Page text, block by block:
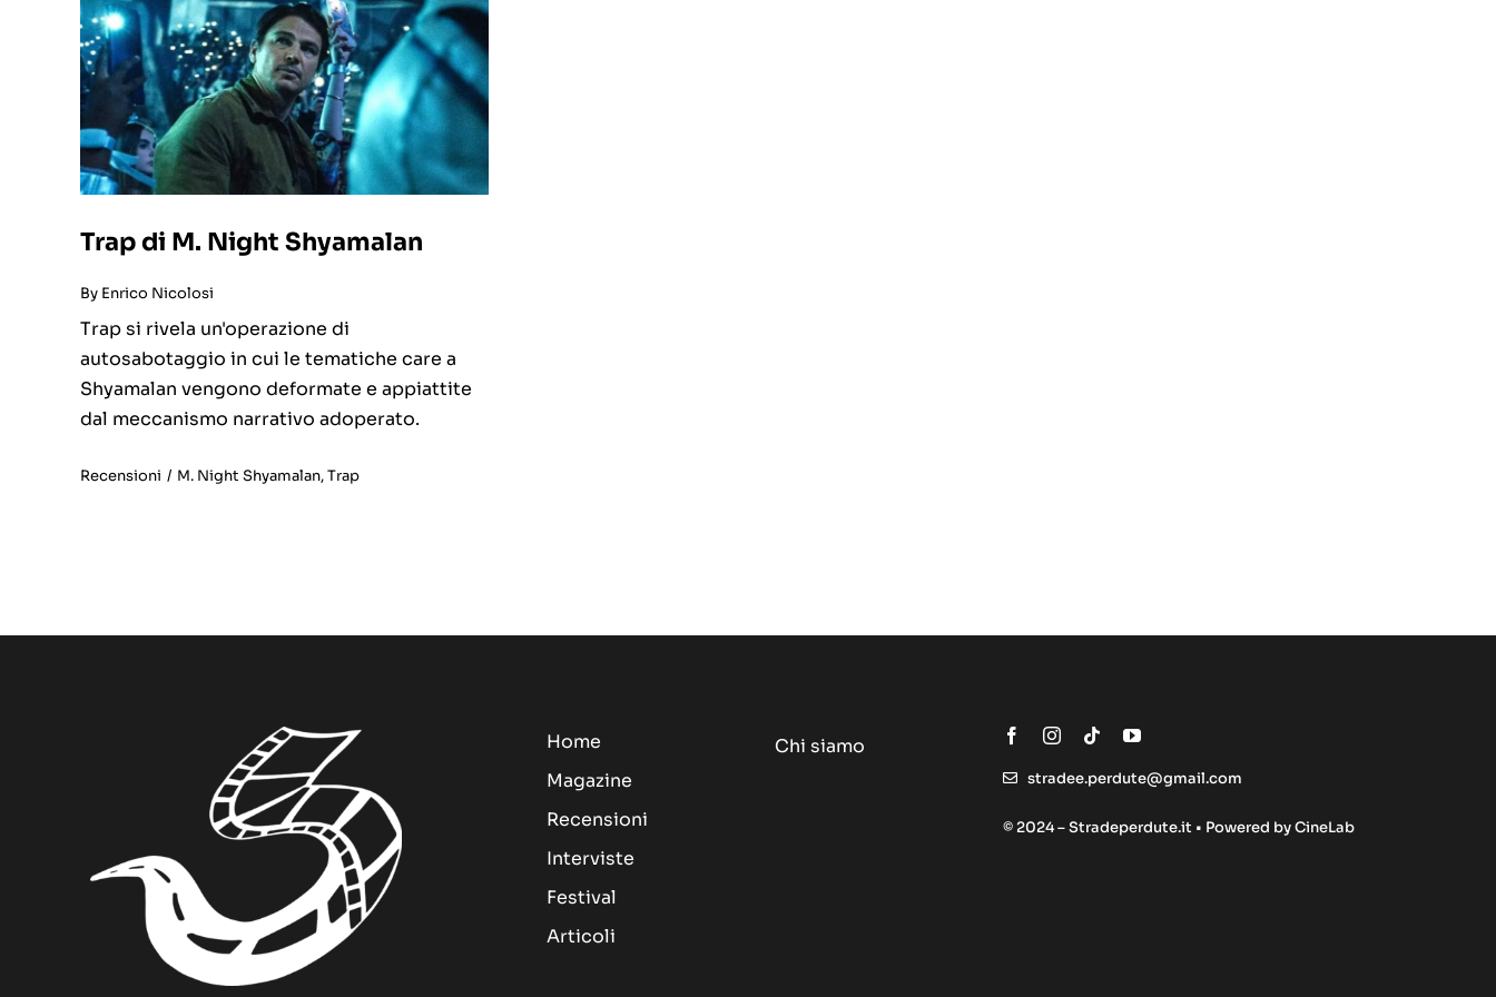
Trap di M. Night Shyamalan
By Enrico Nicolosi
Trap si rivela un'operazione di
autosabotaggio in cui le tematiche care a
Shyamalan vengono deformate e appiattite
dal meccanismo narrativo adoperato.
Recensioni / M. Night Shyamalan,Trap
Home
Magazine
Recensioni
Interviste
Festival
Articoli
Chi siamo
stradee.perdute@gmail.com
© 2024 – Stradeperdute.it • Powered byCineLab